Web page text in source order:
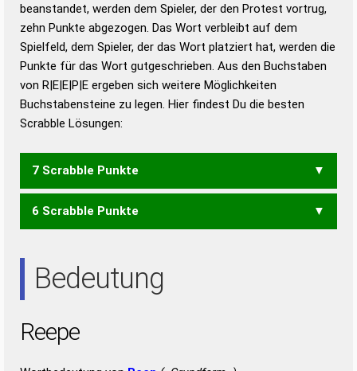
Duden – Standardwerk in 12 Bänden
Duden – Richtiges und gutes
Deutsch
Duden – Die deutsche Grammatik
Duden – Deutsches
beanstandet, werden dem Spieler, der den Protest vortrug,
zehn Punkte abgezogen. Das Wort verbleibt auf dem
Spielfeld, dem Spieler, der das Wort platziert hat, werden die
Punkte für das Wort gutgeschrieben. Aus den Buchstaben
von R|E|E|P|E ergeben sich weitere Möglichkeiten
Buchstabensteine zu legen. Hier findest Du die besten
Scrabble Lösungen:
7 Scrabble Punkte
PEER
6 Scrabble Punkte
Bedeutung
Reepe